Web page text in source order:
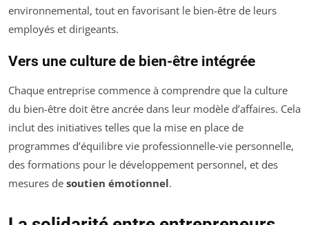
environnemental, tout en favorisant le bien-être de leurs
employés et dirigeants.
Vers une culture de bien-être intégrée
Chaque entreprise commence à comprendre que la culture
du bien-être doit être ancrée dans leur modèle d’affaires. Cela
inclut des initiatives telles que la mise en place de
programmes d’équilibre vie professionnelle-vie personnelle,
des formations pour le développement personnel, et des
mesures de soutien émotionnel.